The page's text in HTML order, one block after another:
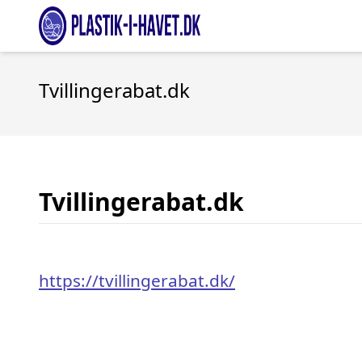
Tvillingerabat.dk
Tvillingerabat.dk
https://tvillingerabat.dk/